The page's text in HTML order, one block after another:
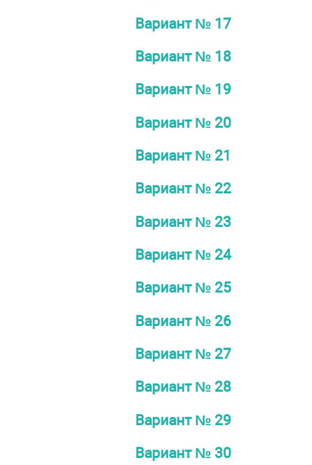
Вариант № 17
Вариант № 18
Вариант № 19
Вариант № 20
Вариант № 21
Вариант № 22
Вариант № 23
Вариант № 24
Вариант № 25
Вариант № 26
Вариант № 27
Вариант № 28
Вариант № 29
Вариант № 30